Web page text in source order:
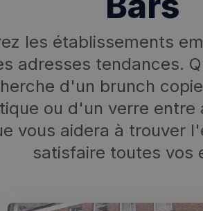
les établissements
adresses tendances.
d'un brunch
ou d'un verre entre
vous aidera à trouver
satisfaire toutes vos